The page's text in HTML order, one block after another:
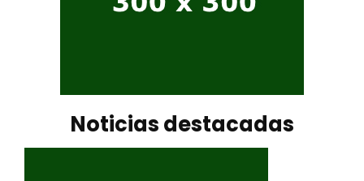
Noticias destacadas